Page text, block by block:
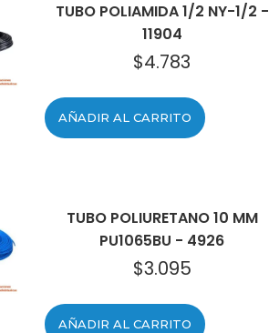
TUBO POLIAMIDA 1/2 NY-1/2 -
11904
$4.783
AÑADIR AL CARRITO
TUBO POLIURETANO 10 MM
PU1065BU - 4926
$3.095
AÑADIR AL CARRITO